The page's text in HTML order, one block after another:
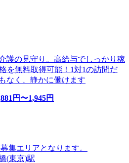
護の見守り。高給与でしっかり稼
を無料取得可能！1対1の訪問だ
なく、静かに働けます
円〜1,945円
集エリアとなります。
(東京)駅